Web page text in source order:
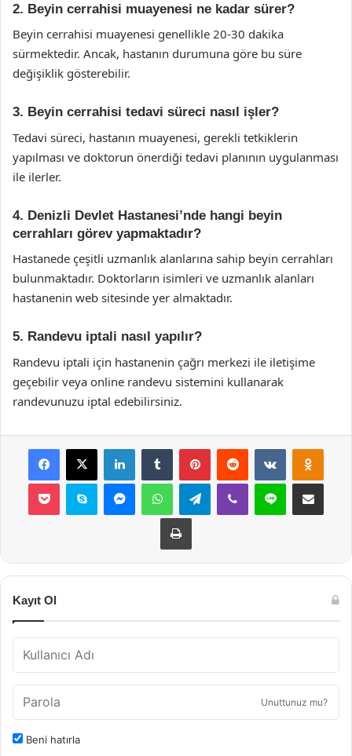
2. Beyin cerrahisi muayenesi ne kadar sürer?
Beyin cerrahisi muayenesi genellikle 20-30 dakika
sürmektedir. Ancak, hastanın durumuna göre bu süre
değişiklik gösterebilir.
3. Beyin cerrahisi tedavi süreci nasıl işler?
Tedavi süreci, hastanın muayenesi, gerekli tetkiklerin
yapılması ve doktorun önerdiği tedavi planının uygulanması
ile ilerler.
4. Denizli Devlet Hastanesi’nde hangi beyin
cerrahları görev yapmaktadır?
Hastanede çeşitli uzmanlık alanlarına sahip beyin cerrahları
bulunmaktadır. Doktorların isimleri ve uzmanlık alanları
hastanenin web sitesinde yer almaktadır.
5. Randevu iptali nasıl yapılır?
Randevu iptali için hastanenin çağrı merkezi ile iletişime
geçebilir veya online randevu sistemini kullanarak
randevunuzu iptal edebilirsiniz.
Facebook
X LinkedInTumblr PinterestReddit VKontakte
Pocket Skype MessengerWhatsAppTelegramViber Line E-Posta ile
Yazdır
Kayıt Ol
Unuttunuz mu?
Beni hatırla